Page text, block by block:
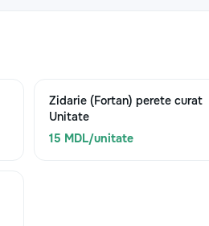
Zidarie (Fortan) perete curat
Unitate
15 MDL/unitate